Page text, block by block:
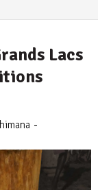
Lacs
-